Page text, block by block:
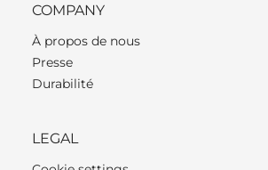
COMPANY
À propos de nous
Presse
Durabilité
LEGAL